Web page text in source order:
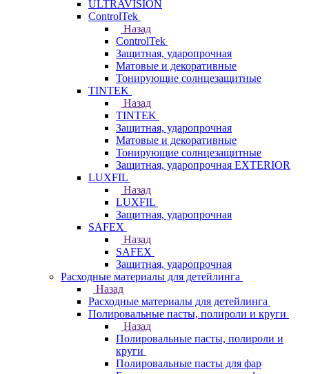
ULTRAVISION
ControlTek
Назад
ControlTek
Защитная, ударопрочная
Матовые и декоративные
Тонирующие солнцезащитные
TINTEK
Назад
TINTEK
Защитная, ударопрочная
Матовые и декоративные
Тонирующие солнцезащитные
Защитная, ударопрочная EXTERIOR
LUXFIL
Назад
LUXFIL
Защитная, ударопрочная
SAFEX
Назад
SAFEX
Защитная, ударопрочная
Расходные материалы для детейлинга
Назад
Расходные материалы для детейлинга
Полировальные пасты, полироли и круги
Назад
Полировальные пасты, полироли и
круги
Полировальные пасты для фар